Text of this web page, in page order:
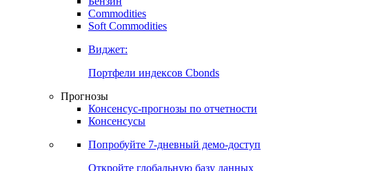
Commodities
Золото
Нефть
Бензин
Commodities
Soft Commodities
Виджет:
Портфели индексов Cbonds
Прогнозы
Консенсус-прогнозы по отчетности
Консенсусы